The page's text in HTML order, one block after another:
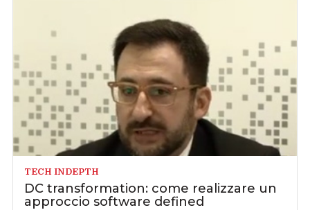
TECH INDEPTH
DC transformation: come realizzare un
approccio software defined